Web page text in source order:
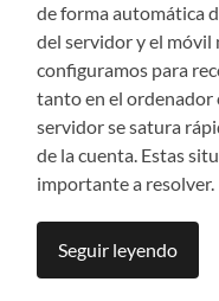
de forma automática
del servidor y el móvil
configuramos para
tanto en el ordenador
servidor se satura
de la cuenta. Estas
importante a resolver.
Seguir leyendo